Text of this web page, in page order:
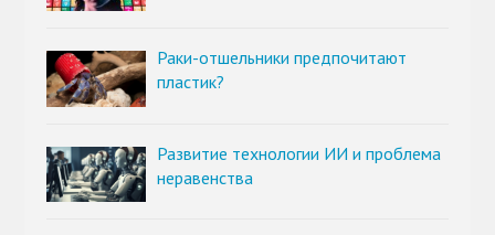
Раки-отшельники предпочитают
пластик?
Развитие технологии ИИ и проблема
неравенства